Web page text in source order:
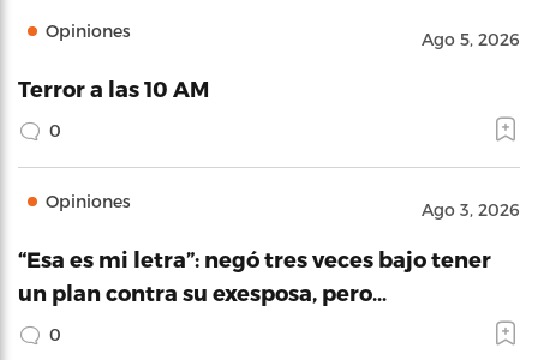
Opiniones Ago 5, 2026
Terror a las 10 AM
0
Opiniones Ago 3, 2026
“Esa es mi letra”: negó tres veces bajo tener
un plan contra su exesposa, pero…
0